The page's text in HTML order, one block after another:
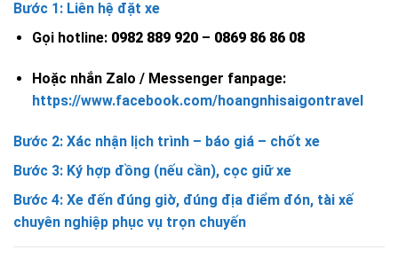
Bước 1: Liên hệ đặt xe
Gọi hotline: 0982 889 920– 0869 86 86 08
Hoặc nhắn Zalo / Messenger fanpage:
https://www.facebook.com/hoangnhisaigontravel
Bước 2: Xác nhận lịch trình – báo giá – chốt xe
Bước 3: Ký hợp đồng (nếu cần), cọc giữ xe
Bước 4: Xe đến đúng giờ, đúng địa điểm đón, tài xế
chuyên nghiệp phục vụ trọn chuyến